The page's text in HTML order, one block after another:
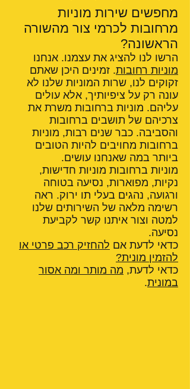
מחפשים שירות מוניות
מרחובות לכרמי צור מהשורה
הראשונה?
הרשו לנו להציג את עצמנו. אנחנו
מוניות רחובות. זמינים היכן שאתם
זקוקים לנו, שרות המוניות שלנו לא
עונה רק על ציפיותיך, אלא עולים
עליהם. מוניות ברחובות משרת את
צרכיהם של תושבים ברחובות
והסביבה. כבר שנים רבות, מוניות
ברחובות מחויבים להיות הטובים
ביותר במה שאנחנו עושים.
מוניות ברחובות מוניות חדישות,
נקיות, מפוארות, נסיעה בטוחה
ורגועה, נהגים בעלי תו ירוק. ראה
רשימה מלאה של השירותים שלנו
למטה וצור איתנו קשר לקביעת
נסיעה.
כדאי לדעת אם להחזיק רכב פרטי או
להזמין מונית?
כדאי לדעת, מה מותר ומה אסור
במונית.